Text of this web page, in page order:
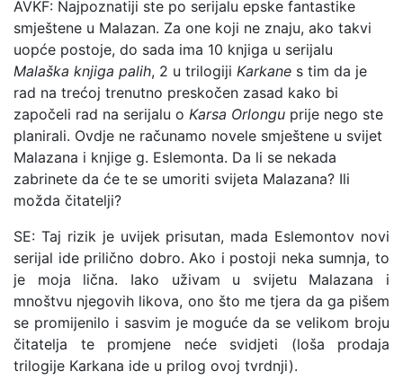
AVKF: Najpoznatiji ste po serijalu epske fantastike
smještene u Malazan. Za one koji ne znaju, ako takvi
uopće postoje, do sada ima 10 knjiga u serijalu
Malaška knjiga palih, 2 u trilogiji Karkane s tim da je
rad na trećoj trenutno preskočen zasad kako bi
započeli rad na serijalu o Karsa Orlongu prije nego ste
planirali. Ovdje ne računamo novele smještene u svijet
Malazana i knjige g. Eslemonta. Da li se nekada
zabrinete da će te se umoriti svijeta Malazana? Ili
možda čitatelji?
SE: Taj rizik je uvijek prisutan, mada Eslemontov novi
serijal ide prilično dobro. Ako i postoji neka sumnja, to
je moja lična. Iako uživam u svijetu Malazana i
mnoštvu njegovih likova, ono što me tjera da ga pišem
se promijenilo i sasvim je moguće da se velikom broju
čitatelja te promjene neće svidjeti (loša prodaja
trilogije Karkana ide u prilog ovoj tvrdnji).